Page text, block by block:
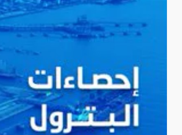
الم
ة
من
م
بلغ
3.4
6
مليا
رات
برمي